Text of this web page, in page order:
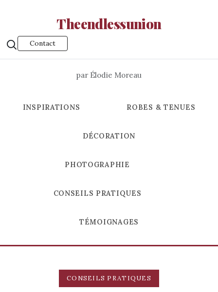
Theendlessunion
Contact
par Élodie Moreau
INSPIRATIONS ROBES & TENUES
DÉCORATION
PHOTOGRAPHIE
CONSEILS PRATIQUES
TÉMOIGNAGES
CONSEILS PRATIQUES